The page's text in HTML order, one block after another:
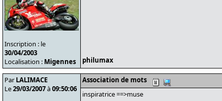
Inscription : le
30/04/2003
Localisation : Migennes philumax
Par LALIMACE
Le29/03/2007à09:50:06
Association de mots
inspiratrice ==>muse